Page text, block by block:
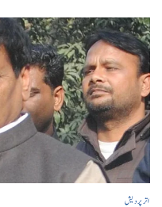
اتر پردیش